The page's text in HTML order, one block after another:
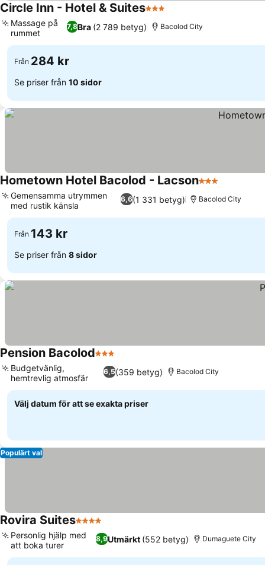
Circle Inn - Hotel & Suites3 Stjärnor
7,8Bra (2 789 betyg)
Massage på
rummet
Bacolod City
Från 284 kr
Se priser från 10 sidor
Hometown Hotel Bacolod - Lacson3 Stjärnor
6,6(1 331 betyg)
Gemensamma utrymmen
med rustik känsla
Bacolod City
Från 143 kr
Se priser från 8 sidor
Pension Bacolod3 Stjärnor
6,5(359 betyg)
Budgetvänlig,
hemtrevlig atmosfär
Bacolod City
Välj datum för att se exakta priser
Populärt val
Rovira Suites4 Stjärnor
8,9Utmärkt (552 betyg)
Personlig hjälp med
att boka turer
Dumaguete City